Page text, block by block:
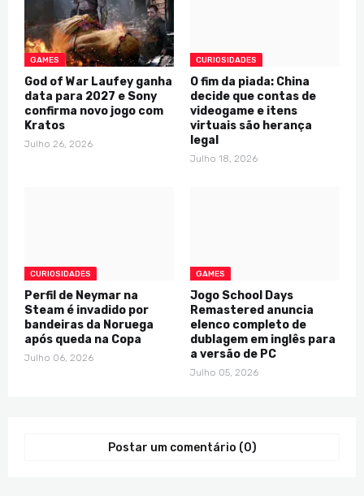
GAMES
God of War Laufey ganha
data para 2027 e Sony
confirma novo jogo com
Kratos
Julho 26, 2026
CURIOSIDADES
O fim da piada: China
decide que contas de
videogame e itens
virtuais são herança
legal
Julho 18, 2026
CURIOSIDADES
Perfil de Neymar na
Steam é invadido por
bandeiras da Noruega
após queda na Copa
Julho 06, 2026
GAMES
Jogo School Days
Remastered anuncia
elenco completo de
dublagem em inglês para
a versão de PC
Julho 05, 2026
Postar um comentário (0)